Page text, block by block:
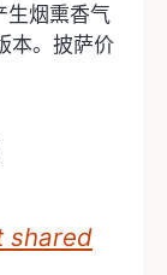
生烟熏香气
本。披萨价
shared